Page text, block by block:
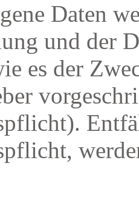
Daten
und der
es der